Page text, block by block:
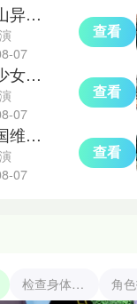
孤龙山异兽版
07
查看
空间少女综合征正式版
07
查看
死人国维京生存mod
07
查看
检查身体捕捉学院